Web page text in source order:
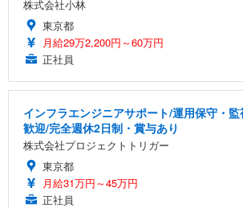
株式会社小林
東京都
月給29万2,200円～60万円
正社員
インフラエンジニアサポート/運用保守・
歓迎/完全週休2日制・賞与あり
株式会社プロジェクトトリガー
東京都
月給31万円～45万円
正社員